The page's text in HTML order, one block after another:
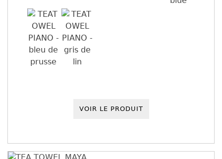
VOIR LE PRODUIT